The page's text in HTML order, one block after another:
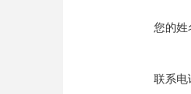
您的姓
联系电